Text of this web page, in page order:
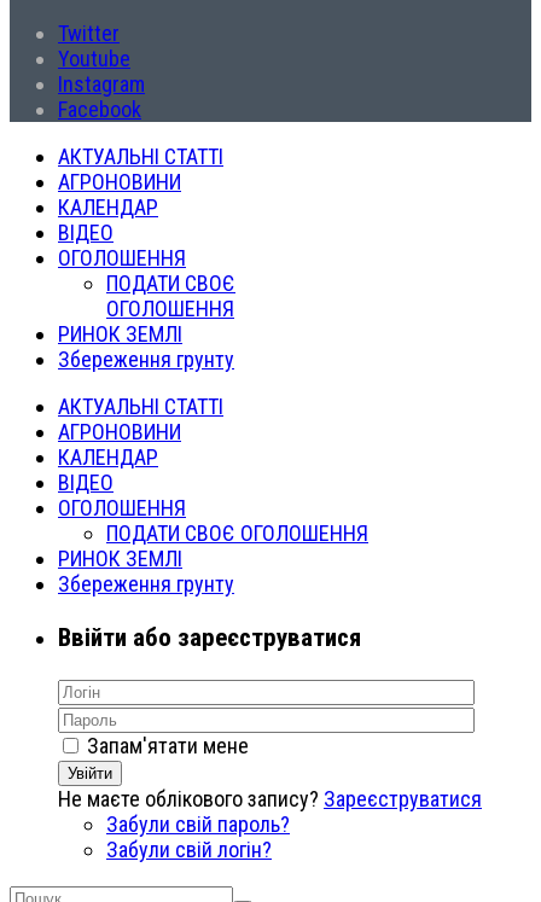
Twitter
Youtube
Instagram
Facebook
АКТУАЛЬНІ СТАТТІ
АГРОНОВИНИ
КАЛЕНДАР
ВІДЕО
ОГОЛОШЕННЯ
ПОДАТИ СВОЄ
ОГОЛОШЕННЯ
РИНОК ЗЕМЛІ
Збереження грунту
АКТУАЛЬНІ СТАТТІ
АГРОНОВИНИ
КАЛЕНДАР
ВІДЕО
ОГОЛОШЕННЯ
ПОДАТИ СВОЄ ОГОЛОШЕННЯ
РИНОК ЗЕМЛІ
Збереження грунту
Ввійти або зареєструватися
Запам'ятати мене
Увійти
Не маєте облікового запису? Зареєструватися
Забули свій пароль?
Забули свій логін?